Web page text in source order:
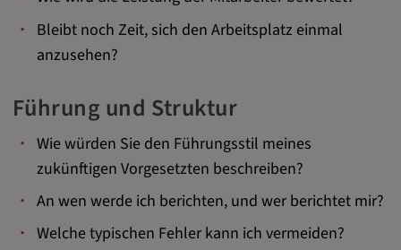
Bleibt noch Zeit, sich den Arbeitsplatz einmal
anzusehen?
Führung und Struktur
Wie würden Sie den Führungsstil meines
zukünftigen Vorgesetzten beschreiben?
An wen werde ich berichten, und wer berichtet mir?
Welche typischen Fehler kann ich vermeiden?
Verhaltens auf verschiedenen Websites
und/oder der Bereitstellung personalisierter
Alle externe Medien
Name:
Externe Medien
Zweck: